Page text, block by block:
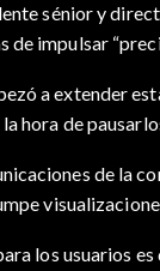
sénior y
de impulsar
a extender
hora de
de la
los usuarios